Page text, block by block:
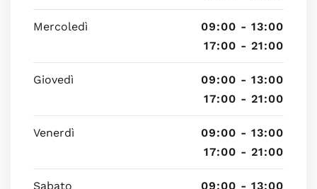
Mercoledì
09:00 - 13:00
17:00 - 21:00
Giovedì
09:00 - 13:00
17:00 - 21:00
Venerdì
09:00 - 13:00
17:00 - 21:00
Sabato
09:00 - 13:00